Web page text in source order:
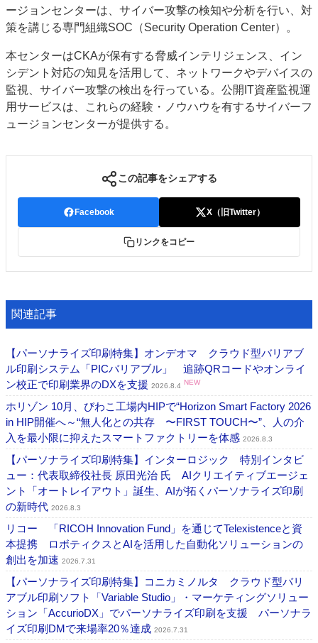
ージョンセンターは、サイバー攻撃の検知や分析を行い、対
策を講じる専門組織SOC（Security Operation Center）。
本センターはCKAが保有する脅威インテリジェンス、イン
シデント対応の知見を活用して、ネットワークやデバイスの
監視、サイバー攻撃の検出を行っている。公開IT資産監視運
用サービスは、これらの経験・ノウハウを有するサイバーフ
ュージョンセンターが提供する。
この記事をシェアする
Facebook X（旧Twitter）
リンクをコピー
関連記事
【パーソナライズ印刷特集】オンデオマ クラウド型バリアブ
ル印刷システム「PICバリアブル」 追跡QRコードやオンライ
ン校正で印刷業界のDXを支援 2026.8.4 NEW
ホリゾン 10月、びわこ工場内HIPで“Horizon Smart Factory 2026
in HIP開催へ～“無人化との共存 〜FIRST TOUCH〜”、人の介
入を最小限に抑えたスマートファクトリーを体感 2026.8.3
【パーソナライズ印刷特集】インターロジック 特別インタビ
ュー：代表取締役社長 原田光治 氏 AIクリエイティブエージェ
ント「オートレイアウト」誕生、AIが拓くパーソナライズ印刷
の新時代 2026.8.3
リコー 「RICOH Innovation Fund」を通じてTelexistenceと資
本提携 ロボティクスとAIを活用した自動化ソリューションの
創出を加速 2026.7.31
【パーソナライズ印刷特集】コニカミノルタ クラウド型バリ
アブル印刷ソフト「Variable Studio」・マーケティングソリュー
ション「AccurioDX」でパーソナライズ印刷を支援 パーソナラ
イズ印刷DMで来場率20％達成 2026.7.31